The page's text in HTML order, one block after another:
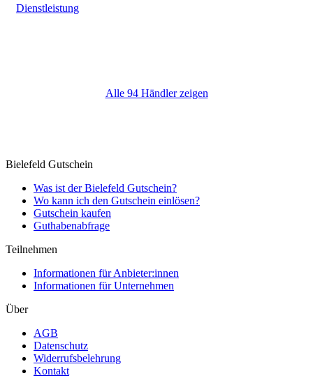
Dienstleistung
Alle 94 Händler zeigen
Bielefeld Gutschein
Was ist der Bielefeld Gutschein?
Wo kann ich den Gutschein einlösen?
Gutschein kaufen
Guthabenabfrage
Teilnehmen
Informationen für Anbieter:innen
Informationen für Unternehmen
Über
AGB
Datenschutz
Widerrufsbelehrung
Kontakt